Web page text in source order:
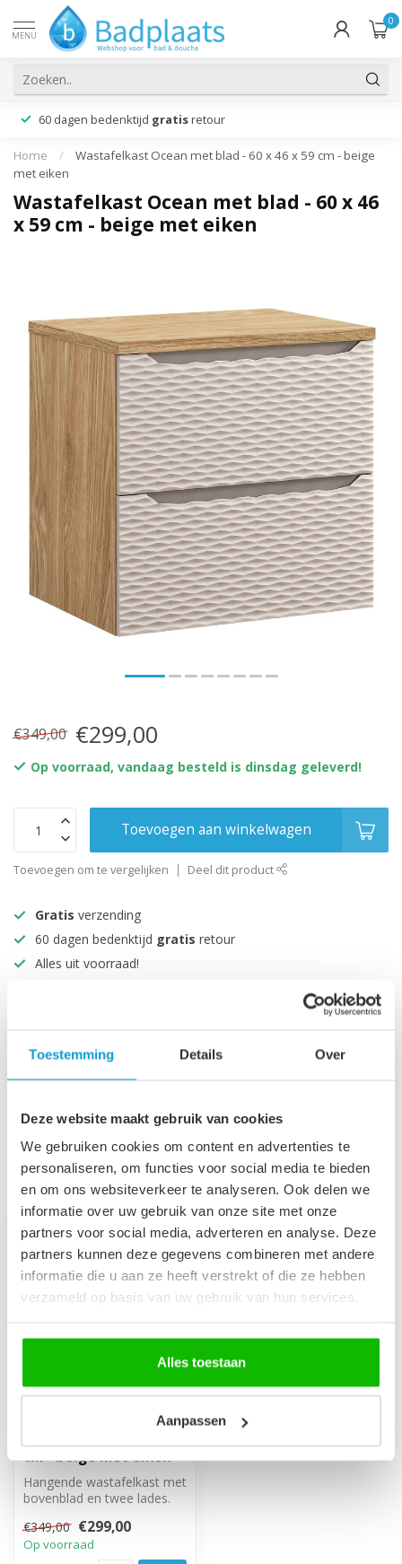
Toestemming Details Over
Deze website maakt gebruik van cookies
We gebruiken cookies om content en advertenties te
personaliseren, om functies voor social media te bieden
en om ons websiteverkeer te analyseren. Ook delen we
informatie over uw gebruik van onze site met onze
partners voor social media, adverteren en analyse. Deze
partners kunnen deze gegevens combineren met andere
informatie die u aan ze heeft verstrekt of die ze hebben
verzameld op basis van uw gebruik van hun services.
Alles toestaan
Aanpassen
MENU
0
60 dagen bedenktijd gratis retour
Home /
Wastafelkast Ocean met blad - 60 x 46 x 59 cm - beige
met eiken
Wastafelkast Ocean met blad - 60 x 46
x 59 cm - beige met eiken
€349,00 €299,00
Op voorraad, vandaag besteld is dinsdag geleverd!
Toevoegen aan winkelwagen
Toevoegen om te vergelijken Deel dit product
Gratis verzending
60 dagen bedenktijd gratis retour
Alles uit voorraad!
Productomschrijving
Recent bekeken
-14%
Wastafelkast Ocean
met blad - 60 x 46 x 59
cm - beige met eiken
Hangende wastafelkast met
bovenblad en twee lades.
€349,00 €299,00
Op voorraad